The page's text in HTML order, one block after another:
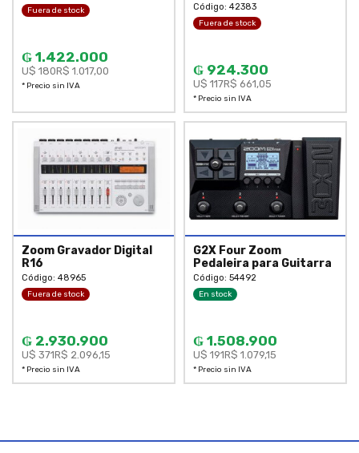
Fuera de stock
₲ 1.422.000
U$ 180R$ 1.017,00
* Precio sin IVA
Código: 42383
Fuera de stock
₲ 924.300
U$ 117R$ 661,05
* Precio sin IVA
Zoom Gravador Digital
R16
Código: 48965
Fuera de stock
₲ 2.930.900
U$ 371R$ 2.096,15
* Precio sin IVA
G2X Four Zoom
Pedaleira para Guitarra
Código: 54492
En stock
₲ 1.508.900
U$ 191R$ 1.079,15
* Precio sin IVA